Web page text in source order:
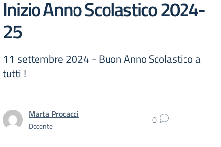
Inizio Anno Scolastico 2024-
25
11 settembre 2024 - Buon Anno Scolastico a
tutti !
Marta Procacci
Docente 0